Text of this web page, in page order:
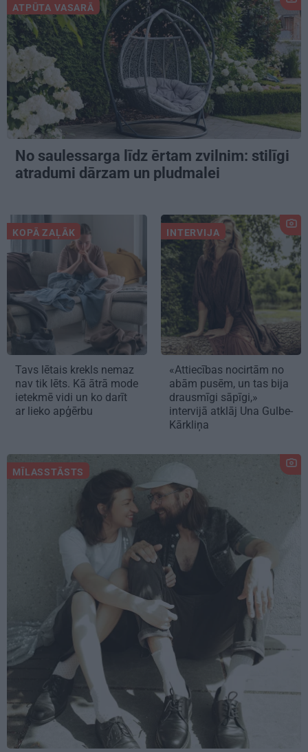
ATPŪTA VASARĀ
No saulessarga līdz ērtam zvilnim: stilīgi
atradumi dārzam un pludmalei
KOPĀ ZAĻĀK
Tavs lētais krekls nemaz
nav tik lēts. Kā ātrā mode
ietekmē vidi un ko darīt
ar lieko apģērbu
INTERVIJA
«Attiecības nocirtām no
abām pusēm, un tas bija
drausmīgi sāpīgi,»
intervijā atklāj Una Gulbe-
Kārkliņa
MĪLASSTĀSTS